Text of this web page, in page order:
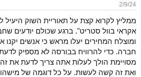
2/9/24
ממליץ לקרוא קצת על תאוריית השוק היעיל
אקראי בוול סטריט". ברגע שכולם יודעים
ומוצלח המחירים יעלו מראש כי אנשים יקנו
חברה. כדי להרוויח בבורסה לא מספיק
מסויימת הולך לעלות אתה צריך לדעת את זה
ואת זה קשה לעשות. על כל דוגמה של